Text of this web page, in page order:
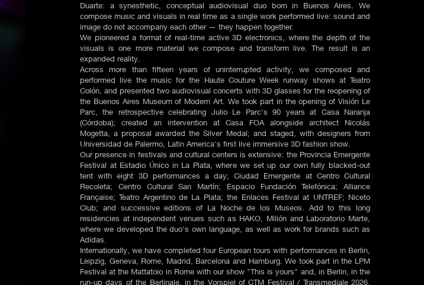
Duarte: a synesthetic, conceptual audiovisual duo born in Buenos Aires. We
compose music and visuals in real time as a single work performed live: sound and
image do not accompany each other — they happen together.
We pioneered a format of real-time active 3D electronics, where the depth of the
visuals is one more material we compose and transform live. The result is an
expanded reality.
Across more than fifteen years of uninterrupted activity, we composed and
performed live the music for the Haute Couture Week runway shows at Teatro
Colón, and presented two audiovisual concerts with 3D glasses for the reopening of
the Buenos Aires Museum of Modern Art. We took part in the opening of Visión Le
Parc, the retrospective celebrating Julio Le Parc's 90 years at Casa Naranja
(Córdoba); created an intervention at Casa FOA alongside architect Nicolás
Mogetta, a proposal awarded the Silver Medal; and staged, with designers from
Universidad de Palermo, Latin America's first live immersive 3D fashion show.
Our presence in festivals and cultural centers is extensive: the Provincia Emergente
Festival at Estadio Único in La Plata, where we set up our own fully blacked-out
tent with eight 3D performances a day; Ciudad Emergente at Centro Cultural
Recoleta; Centro Cultural San Martín; Espacio Fundación Telefónica; Alliance
Française; Teatro Argentino de La Plata; the Enlaces Festival at UNTREF; Niceto
Club; and successive editions of La Noche de los Museos. Add to this long
residencies at independent venues such as HAKO, Milión and Laboratorio Marte,
where we developed the duo's own language, as well as work for brands such as
Adidas.
Internationally, we have completed four European tours with performances in Berlin,
Leipzig, Geneva, Rome, Madrid, Barcelona and Hamburg. We took part in the LPM
Festival at the Mattatoio in Rome with our show "This is yours" and, in Berlin, in the
run-up days of the Berlinale, in the Vorspiel of CTM Festival / Transmediale 2026,